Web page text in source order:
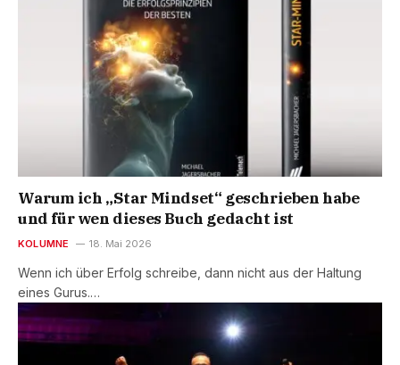
Warum ich „Star Mindset“ geschrieben habe
und für wen dieses Buch gedacht ist
KOLUMNE 18. Mai 2026
Wenn ich über Erfolg schreibe, dann nicht aus der Haltung
eines Gurus.…